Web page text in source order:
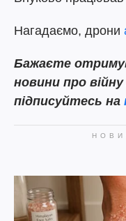
Нагадаємо, дрони
Бажаєте
новини про війну
підписуйтесь на